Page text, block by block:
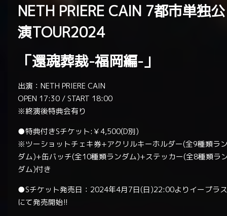
NETH PRIERE CAIN 7都市単独公
演TOUR2024
「還魂葬裁-福岡編-」
出演：NETH PRIERE CAIN
OPEN 17:30 / START 18:00
※終演後特典会有り
●特典付きSチケット:￥4,500(D別)
※ツーショットチェキ券+アクリルキーホルダー(全9種類ラ
ダム)+缶バッチ(全10種類ランダム)+ステッカー(全8種類ラ
ダム)付き
●Sチケット発売日：2024年4月7日(日)22:00よりイープラス
にて発売開始!!